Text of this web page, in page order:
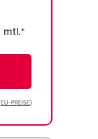
mtl.*
EU−PREISE)